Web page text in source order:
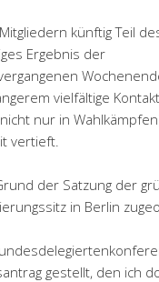
künftig Teil
Ergebnis der
vielfältige
nur in
vertieft.
der Satzung der
in Berlin
gestellt, den ich